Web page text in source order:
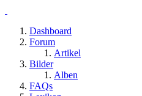
Dashboard
Forum
Artikel
Bilder
Alben
FAQs